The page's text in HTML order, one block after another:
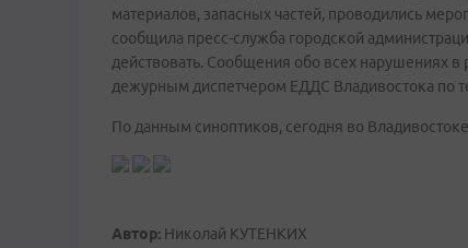
материалов, запасных частей, проводились
сообщила пресс-служба городской
действовать. Сообщения обо всех нарушениях в
дежурным диспетчером ЕДДС Владивостока по
По данным синоптиков, сегодня во
Автор: Николай КУТЕНКИХ